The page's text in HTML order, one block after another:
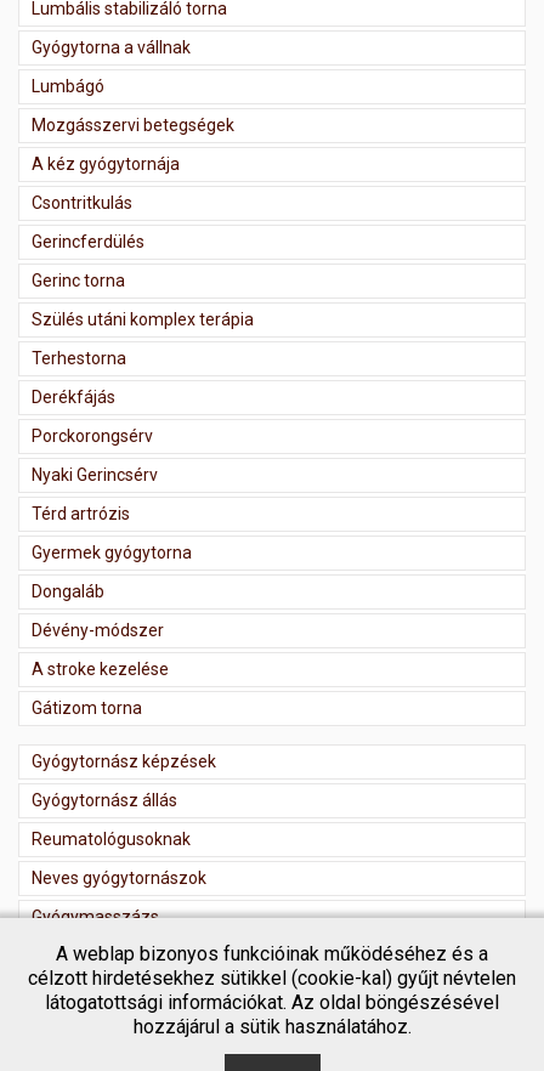
Lumbális stabilizáló torna
Gyógytorna a vállnak
Lumbágó
Mozgásszervi betegségek
A kéz gyógytornája
Csontritkulás
Gerincferdülés
Gerinc torna
Szülés utáni komplex terápia
Terhestorna
Derékfájás
Porckorongsérv
Nyaki Gerincsérv
Térd artrózis
Gyermek gyógytorna
Dongaláb
Dévény-módszer
A stroke kezelése
Gátizom torna
Gyógytornász képzések
Gyógytornász állás
Reumatológusoknak
Neves gyógytornászok
Gyógymasszázs
Masszőr regisztráció
A weblap bizonyos funkcióinak működéséhez és a
célzott hirdetésekhez sütikkel (cookie-kal) gyűjt névtelen
látogatottsági információkat. Az oldal böngészésével
hozzájárul a sütik használatához.